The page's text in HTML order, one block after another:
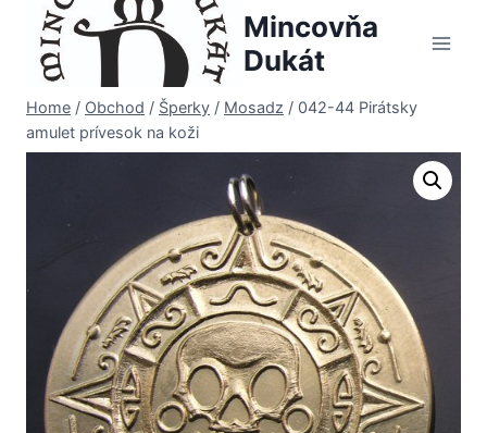
content
Mincovňa
Dukát
Home / Obchod / Šperky / Mosadz / 042-44 Pirátsky
amulet prívesok na koži